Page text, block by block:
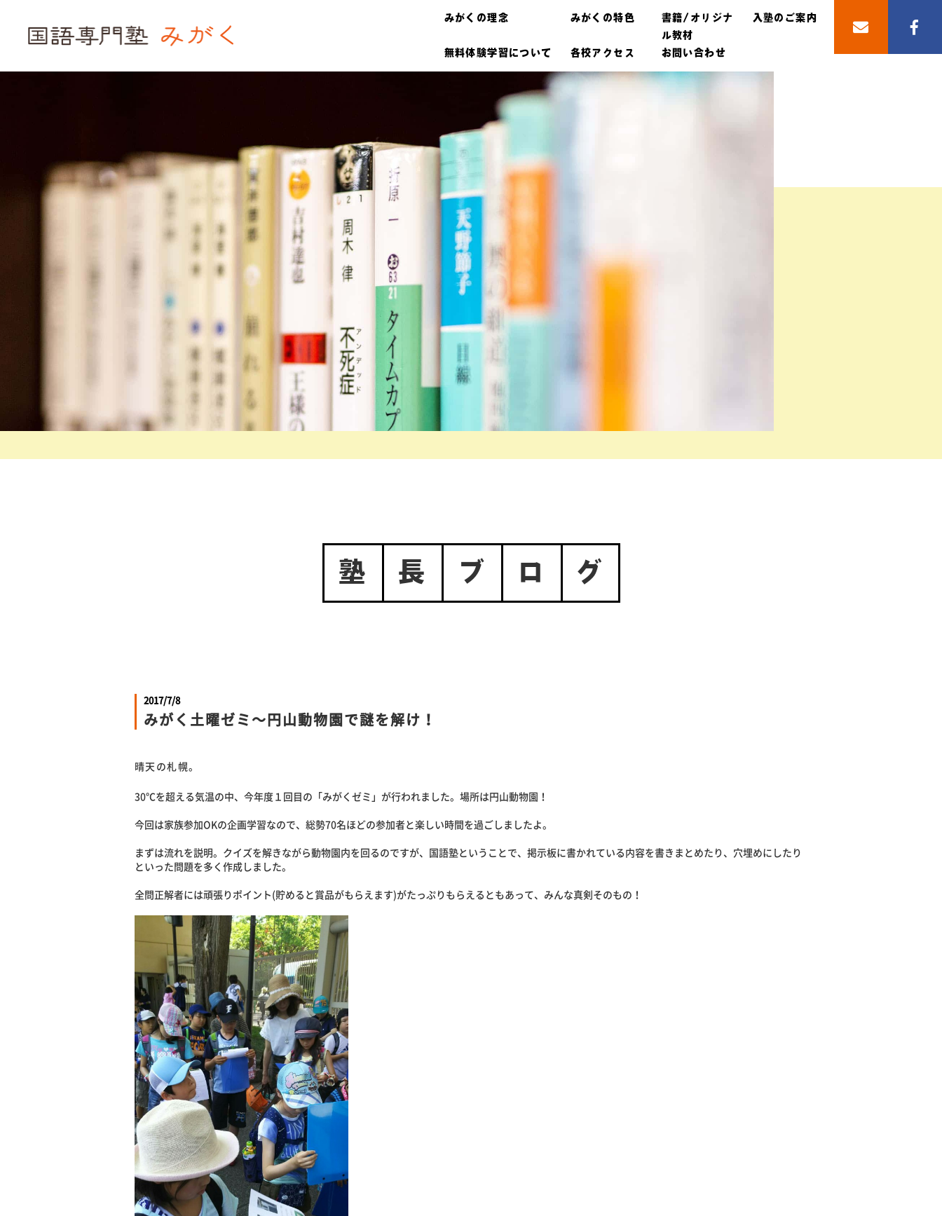
みがくの理念 みがくの特色
書籍/オリジナ
ル教材
入塾のご案内
無料体験学習について 各校アクセス お問い合わせ
塾 長 ブ ロ グ
2017/7/8
みがく土曜ゼミ～円山動物園で謎を解け！
晴天の札幌。
30℃を超える気温の中、今年度１回目の「みがくゼミ」が行われました。場所は円山動物園！
今回は家族参加OKの企画学習なので、総勢70名ほどの参加者と楽しい時間を過ごしましたよ。
まずは流れを説明。クイズを解きながら動物園内を回るのですが、国語塾ということで、掲示板に書かれている内容を書きまとめたり、穴埋めにしたり
といった問題を多く作成しました。
全問正解者には頑張りポイント(貯めると賞品がもらえます)がたっぷりもらえるともあって、みんな真剣そのもの！